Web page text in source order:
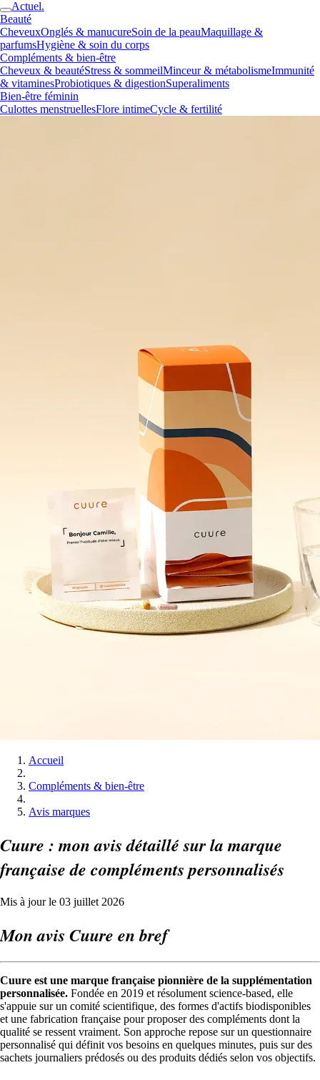
Actuel.
Beauté
CheveuxOnglés & manucureSoin de la peauMaquillage &
parfumsHygiène & soin du corps
Compléments & bien-être
Cheveux & beautéStress & sommeilMinceur & métabolismeImmunité
& vitaminesProbiotiques & digestionSuperaliments
Bien-être féminin
Culottes menstruellesFlore intimeCycle & fertilité
Accueil
Compléments & bien-être
Avis marques
Cuure : mon avis détaillé sur la marque
française de compléments personnalisés
Mis à jour le 03 juillet 2026
Mon avis Cuure en bref
Cuure est une marque française pionnière de la supplémentation
personnalisée. Fondée en 2019 et résolument science-based, elle
s'appuie sur un comité scientifique, des formes d'actifs biodisponibles
et une fabrication française pour proposer des compléments dont la
qualité se ressent vraiment. Son approche repose sur un questionnaire
personnalisé qui définit vos besoins en quelques minutes, puis sur des
sachets journaliers prédosés ou des produits dédiés selon vos objectifs.